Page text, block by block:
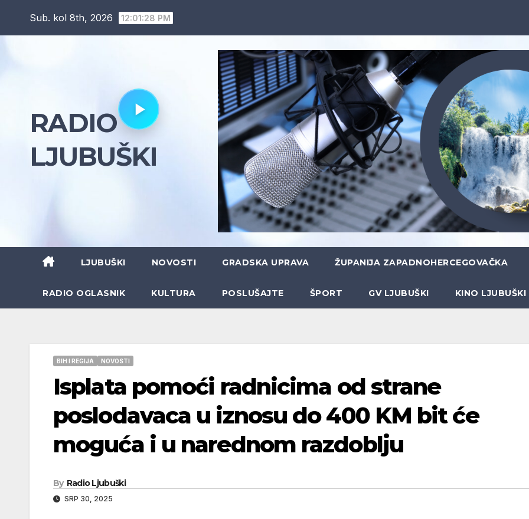
Sub. kol 8th, 2026 12:01:29 PM
RADIO
LJUBUŠKI
LJUBUŠKI NOVOSTI GRADSKA UPRAVA ŽUPANIJA ZAPADNOHERCEGOVAČKA
RADIO OGLASNIK KULTURA POSLUŠAJTE ŠPORT GV LJUBUŠKI KINO LJUBUŠKI
BIH I REGIJA NOVOSTI
Isplata pomoći radnicima od strane
poslodavaca u iznosu do 400 KM bit će
moguća i u narednom razdoblju
By Radio Ljubuški
SRP 30, 2025